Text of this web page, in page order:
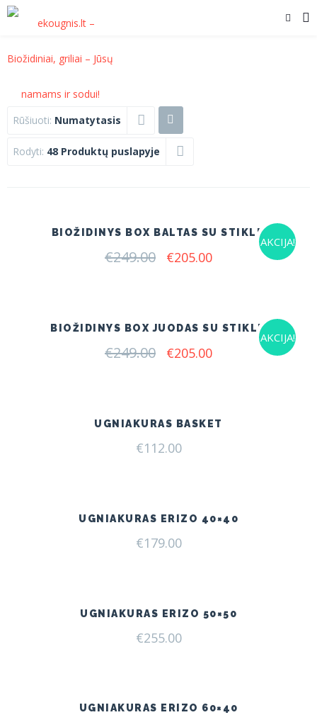
Rūšiuoti: Numatytasis
Rodyti: 48 Produktų puslapyje
AKCIJA!
BIOŽIDINYS BOX BALTAS SU STIKLU
€249.00 Original
€205.00Current
AKCIJA!
BIOŽIDINYS BOX JUODAS SU STIKLU
€249.00 Original
€205.00Current
UGNIAKURAS BASKET
€112.00
UGNIAKURAS ERIZO 40×40
€179.00
UGNIAKURAS ERIZO 50×50
€255.00
UGNIAKURAS ERIZO 60×40